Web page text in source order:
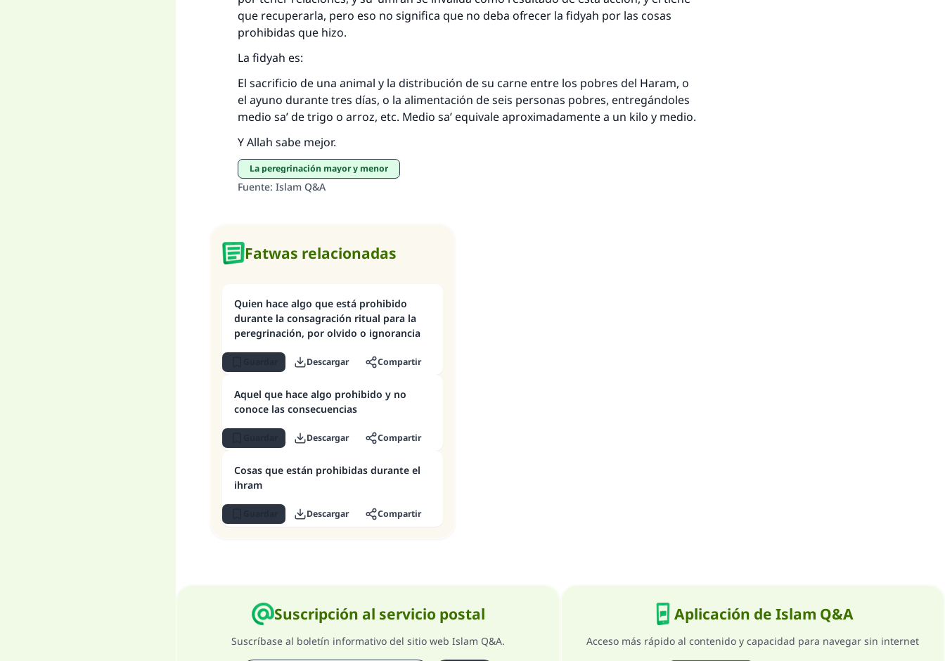
que recuperarla, pero eso no significa que no deba ofrecer la fidyah por las cosas
prohibidas que hizo.
La fidyah es:
El sacrificio de una animal y la distribución de su carne entre los pobres del Haram, o
el ayuno durante tres días, o la alimentación de seis personas pobres, entregándoles
medio sa’ de trigo o arroz, etc. Medio sa’ equivale aproximadamente a un kilo y medio.
Y Allah sabe mejor.
La peregrinación mayor y menor
Fuente: Islam Q&A
Fatwas relacionadas
Quien hace algo que está prohibido
durante la consagración ritual para la
peregrinación, por olvido o ignorancia
Descargar Compartir
Aquel que hace algo prohibido y no
conoce las consecuencias
Descargar Compartir
Cosas que están prohibidas durante el
ihram
Descargar Compartir
Suscripción al servicio postal
Suscríbase al boletín informativo del sitio web Islam Q&A.
Aplicación de Islam Q&A
Acceso más rápido al contenido y capacidad para navegar sin internet